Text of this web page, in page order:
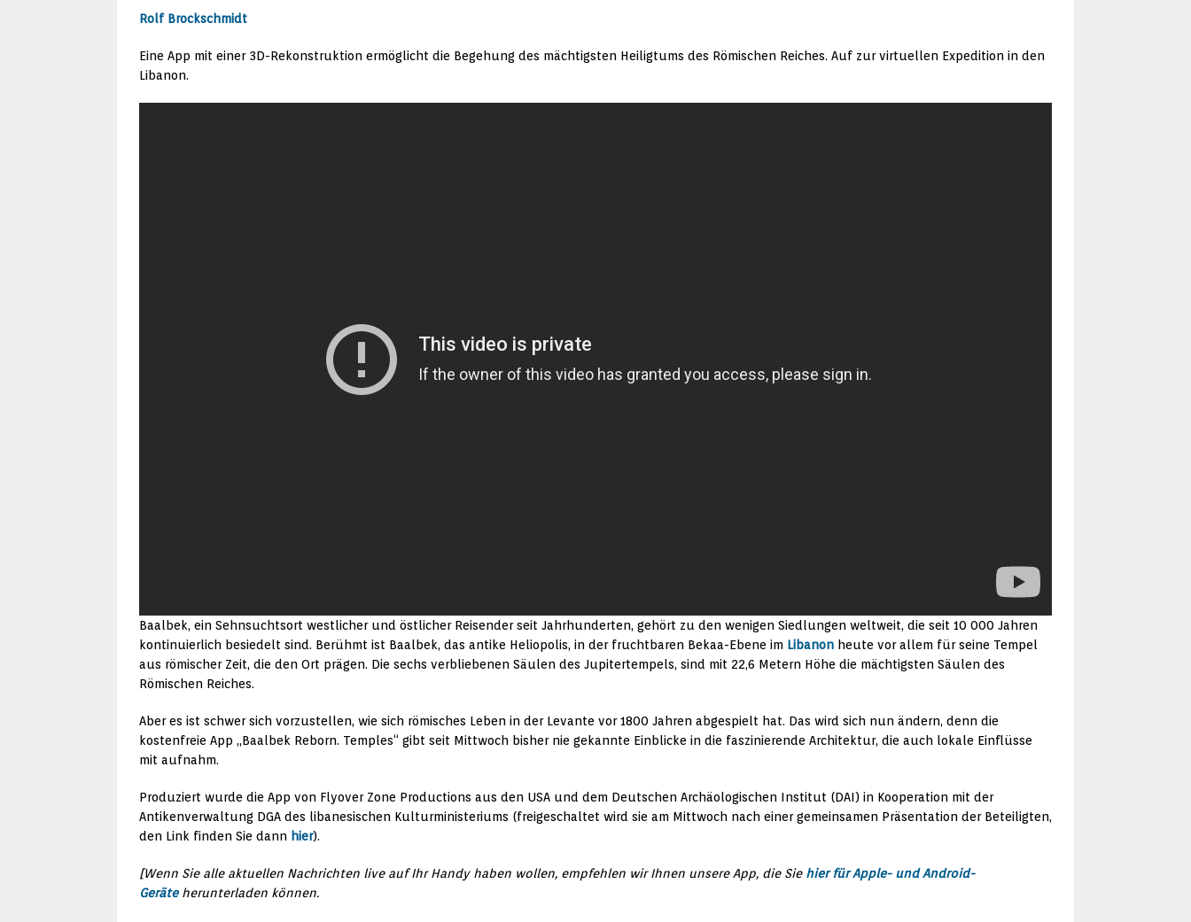
Rolf Brockschmidt
Eine App mit einer 3D-Rekonstruktion ermöglicht die Begehung des mächtigsten Heiligtums des Römischen Reiches. Auf zur virtuellen Expedition in den
Libanon.
Baalbek, ein Sehnsuchtsort westlicher und östlicher Reisender seit Jahrhunderten, gehört zu den wenigen Siedlungen weltweit, die seit 10 000 Jahren
kontinuierlich besiedelt sind. Berühmt ist Baalbek, das antike Heliopolis, in der fruchtbaren Bekaa-Ebene im Libanon heute vor allem für seine Tempel
aus römischer Zeit, die den Ort prägen. Die sechs verbliebenen Säulen des Jupitertempels, sind mit 22,6 Metern Höhe die mächtigsten Säulen des
Römischen Reiches.
Aber es ist schwer sich vorzustellen, wie sich römisches Leben in der Levante vor 1800 Jahren abgespielt hat. Das wird sich nun ändern, denn die
kostenfreie App „Baalbek Reborn. Temples“ gibt seit Mittwoch bisher nie gekannte Einblicke in die faszinierende Architektur, die auch lokale Einflüsse
mit aufnahm.
Produziert wurde die App von Flyover Zone Productions aus den USA und dem Deutschen Archäologischen Institut (DAI) in Kooperation mit der
Antikenverwaltung DGA des libanesischen Kulturministeriums (freigeschaltet wird sie am Mittwoch nach einer gemeinsamen Präsentation der Beteiligten,
den Link finden Sie dann hier).
[Wenn Sie alle aktuellen Nachrichten live auf Ihr Handy haben wollen, empfehlen wir Ihnen unsere App, die Sie hier für Apple- und Android-
Geräteherunterladen können.